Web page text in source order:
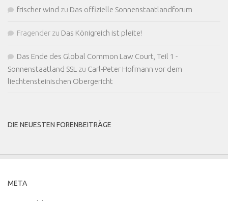
frischer wind zu Das offizielle Sonnenstaatlandforum
Fragender zu Das Königreich ist pleite!
Das Ende des Global Common Law Court, Teil 1 -
Sonnenstaatland SSL zu Carl-Peter Hofmann vor dem
liechtensteinischen Obergericht
DIE NEUESTEN FORENBEITRÄGE
META